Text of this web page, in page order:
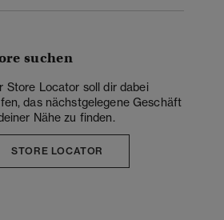
suchen
Store Locator soll dir dabei
das nächstgelegene Geschäft
Nähe zu finden.
STORE LOCATOR